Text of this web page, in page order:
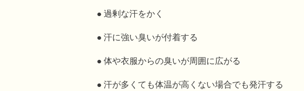
● 過剰な汗をかく
● 汗に強い臭いが付着する
● 体や衣服からの臭いが周囲に広がる
● 汗が多くても体温が高くない場合でも発汗する